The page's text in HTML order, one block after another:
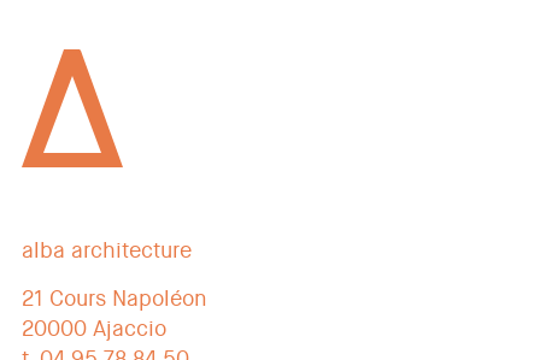
alba architecture
21 Cours Napoléon
20000 Ajaccio